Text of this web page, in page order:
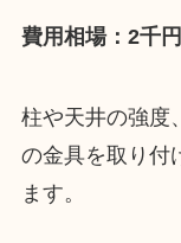
費用相場：2千
柱や天井の強度
の金具を取り付
ます。